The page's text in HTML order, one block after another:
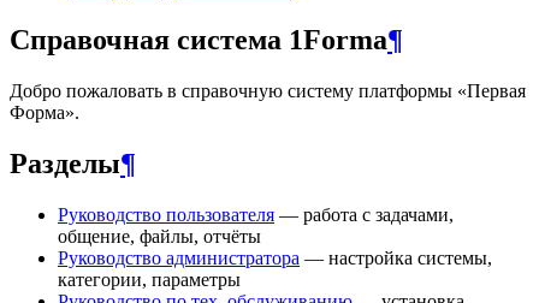
Справочная система 1Forma¶
Добро пожаловать в справочную систему платформы «Первая
Форма».
Разделы¶
Руководство пользователя — работа с задачами,
общение, файлы, отчёты
Руководство администратора — настройка системы,
категории, параметры